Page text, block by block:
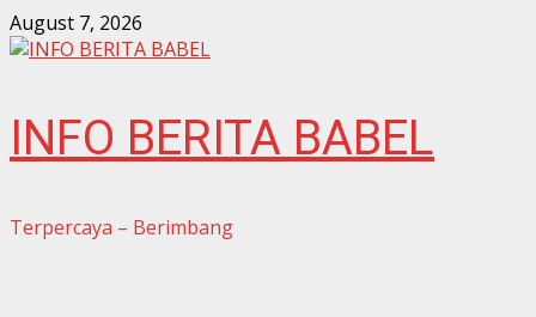
Skip
to
August 7, 2026
INFO BERITA BABEL
Terpercaya – Berimbang